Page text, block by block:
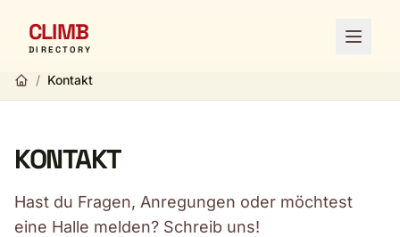
CLIMB
DIRECTORY Menü
/ Kontakt
KONTAKT
Hast du Fragen, Anregungen oder möchtest
eine Halle melden? Schreib uns!